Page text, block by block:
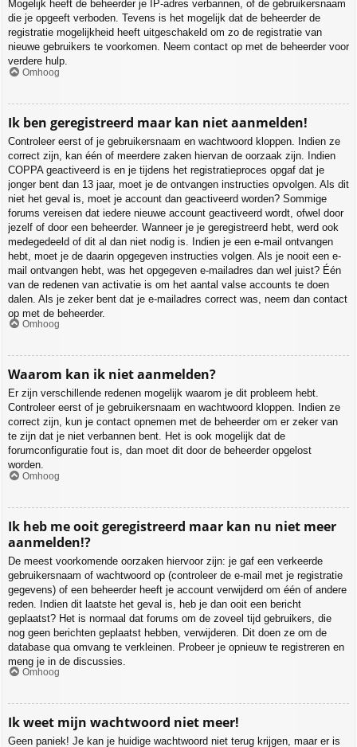
Mogelijk heeft de beheerder je IP-adres verbannen, of de gebruikersnaam
die je opgeeft verboden. Tevens is het mogelijk dat de beheerder de
registratie mogelijkheid heeft uitgeschakeld om zo de registratie van
nieuwe gebruikers te voorkomen. Neem contact op met de beheerder voor
verdere hulp.
Omhoog
Ik ben geregistreerd maar kan niet aanmelden!
Controleer eerst of je gebruikersnaam en wachtwoord kloppen. Indien ze
correct zijn, kan één of meerdere zaken hiervan de oorzaak zijn. Indien
COPPA geactiveerd is en je tijdens het registratieproces opgaf dat je
jonger bent dan 13 jaar, moet je de ontvangen instructies opvolgen. Als dit
niet het geval is, moet je account dan geactiveerd worden? Sommige
forums vereisen dat iedere nieuwe account geactiveerd wordt, ofwel door
jezelf of door een beheerder. Wanneer je je geregistreerd hebt, werd ook
medegedeeld of dit al dan niet nodig is. Indien je een e-mail ontvangen
hebt, moet je de daarin opgegeven instructies volgen. Als je nooit een e-
mail ontvangen hebt, was het opgegeven e-mailadres dan wel juist? Één
van de redenen van activatie is om het aantal valse accounts te doen
dalen. Als je zeker bent dat je e-mailadres correct was, neem dan contact
op met de beheerder.
Omhoog
Waarom kan ik niet aanmelden?
Er zijn verschillende redenen mogelijk waarom je dit probleem hebt.
Controleer eerst of je gebruikersnaam en wachtwoord kloppen. Indien ze
correct zijn, kun je contact opnemen met de beheerder om er zeker van
te zijn dat je niet verbannen bent. Het is ook mogelijk dat de
forumconfiguratie fout is, dan moet dit door de beheerder opgelost
worden.
Omhoog
Ik heb me ooit geregistreerd maar kan nu niet meer
aanmelden!?
De meest voorkomende oorzaken hiervoor zijn: je gaf een verkeerde
gebruikersnaam of wachtwoord op (controleer de e-mail met je registratie
gegevens) of een beheerder heeft je account verwijderd om één of andere
reden. Indien dit laatste het geval is, heb je dan ooit een bericht
geplaatst? Het is normaal dat forums om de zoveel tijd gebruikers, die
nog geen berichten geplaatst hebben, verwijderen. Dit doen ze om de
database qua omvang te verkleinen. Probeer je opnieuw te registreren en
meng je in de discussies.
Omhoog
Ik weet mijn wachtwoord niet meer!
Geen paniek! Je kan je huidige wachtwoord niet terug krijgen, maar er is